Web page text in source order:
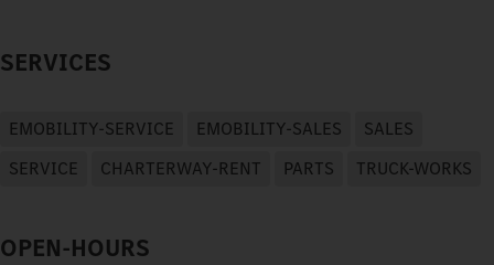
SERVICES
EMOBILITY-SERVICE EMOBILITY-SALES
SALES
SERVICE
CHARTERWAY-RENT PARTS TRUCK-WORKS
OPEN-HOURS